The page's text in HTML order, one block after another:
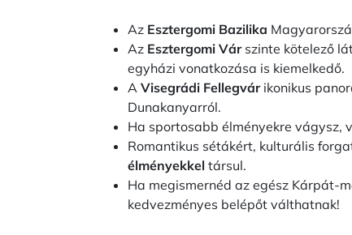
Az Esztergomi Bazilika
Az Esztergomi Várszinte kötelező
egyházi vonatkozása is kiemelkedő.
A Visegrádi Fellegvárikonikus
Dunakanyarról.
Ha sportosabb élményekre vágysz,
Romantikus sétákért, kulturális
élményekkel társul.
Ha megismernéd az egész Kárpát-
kedvezményes belépőt válthatnak!